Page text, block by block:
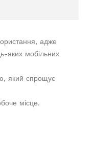
адже
яких мобільних
який спрощує
місце.